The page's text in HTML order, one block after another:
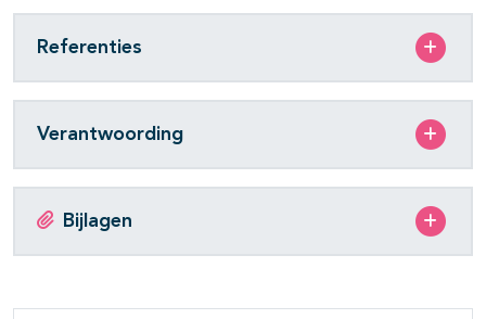
Referenties
Verantwoording
Bijlagen